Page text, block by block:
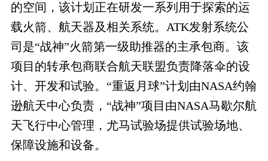
的空间，该计划正在研发一系列用于探索的运
载火箭、航天器及相关系统。ATK发射系统公
司是“战神”火箭第一级助推器的主承包商。该
项目的转承包商联合航天联盟负责降落伞的设
计、开发和试验。“重返月球”计划由NASA约翰
逊航天中心负责，“战神”项目由NASA马歇尔航
天飞行中心管理，尤马试验场提供试验场地、
保障设施和设备。